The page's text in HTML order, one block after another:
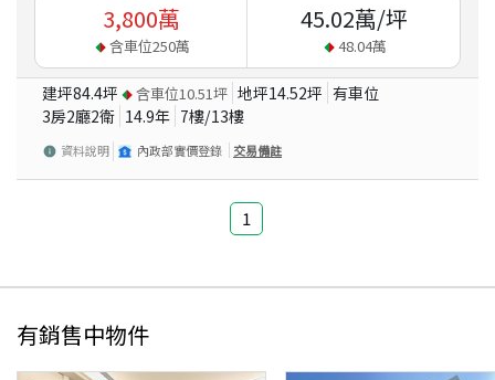
3,800萬
含車位250萬
45.02萬/坪
48.04萬
建坪84.4坪 含車位10.51坪 地坪14.52坪 有車位
3房2廳2衛 14.9年 7樓/13樓
資料說明 內政部實價登錄 交易備註
1
有銷售中物件